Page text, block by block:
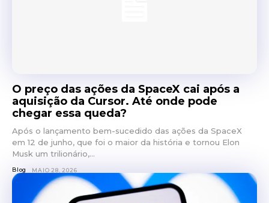
O preço das ações da SpaceX cai após a
aquisição da Cursor. Até onde pode
chegar essa queda?
Após o lançamento bem-sucedido das ações da SpaceX
em 12 de junho, que foi o maior da história e tornou Elon
Musk um trilionário,...
Blog MAIO 28, 2026